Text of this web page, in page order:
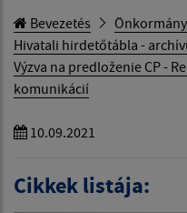
Bevezetés
Hivatali hirdetőtábla -
Výzva na predloženie CP -
komunikácií
10.09.2021
Cikkek listája: